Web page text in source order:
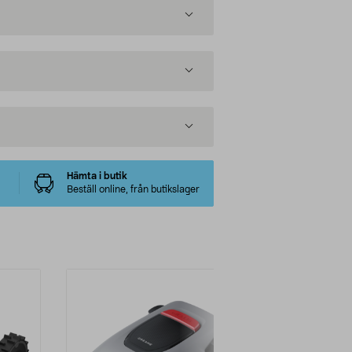
Hämta i butik
Beställ online, från butikslager